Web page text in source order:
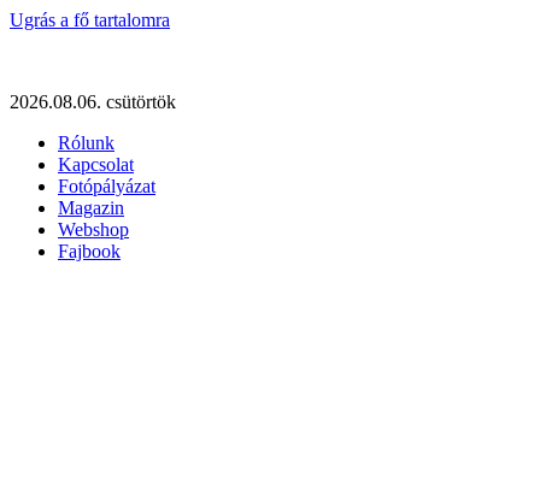
Ugrás a fő tartalomra
2026.08.06. csütörtök
Rólunk
Kapcsolat
Fotópályázat
Magazin
Webshop
Fajbook